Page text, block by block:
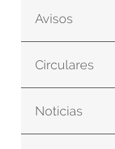
Avisos
Circulares
Noticias